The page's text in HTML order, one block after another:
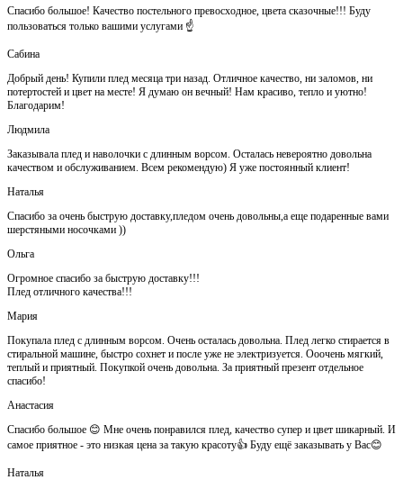
Спасибо большое! Качество постельного превосходное, цвета сказочные!!! Буду
пользоваться только вашими услугами ☝️
Сабина
Добрый день! Купили плед месяца три назад. Отличное качество, ни заломов, ни
потертостей и цвет на месте! Я думаю он вечный! Нам красиво, тепло и уютно!
Благодарим!
Людмила
Заказывала плед и наволочки с длинным ворсом. Осталась невероятно довольна
качеством и обслуживанием. Всем рекомендую) Я уже постоянный клиент!
Наталья
Спасибо за очень быструю доставку,пледом очень довольны,а еще подаренные вами
шерстяными носочками ))
Ольга
Огромное спасибо за быструю доставку!!!
Плед отличного качества!!!
Мария
Покупала плед с длинным ворсом. Очень осталась довольна. Плед легко стирается в
стиральной машине, быстро сохнет и после уже не электризуется. Ооочень мягкий,
теплый и приятный. Покупкой очень довольна. За приятный презент отдельное
спасибо!
Анастасия
Спасибо большое 😊 Мне очень понравился плед, качество супер и цвет шикарный. И
самое приятное - это низкая цена за такую красоту👍 Буду ещё заказывать у Вас😊
Наталья